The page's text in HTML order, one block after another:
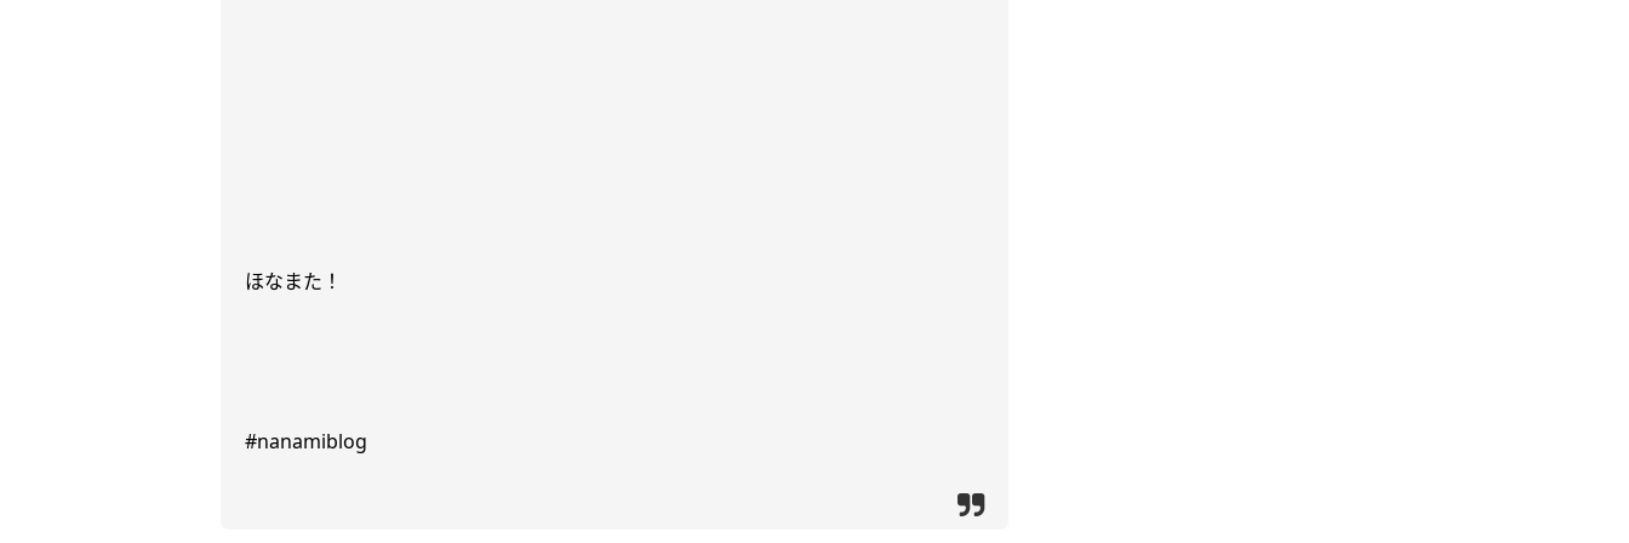
ほなまた！
#nanamiblog